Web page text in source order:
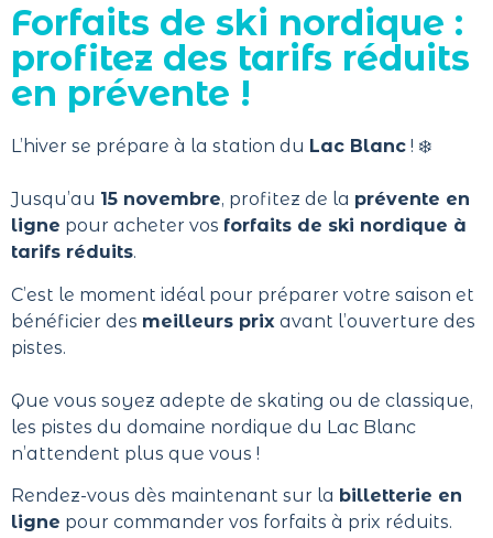
Forfaits de ski nordique :
profitez des tarifs réduits
en prévente !
L’hiver se prépare à la station du Lac Blanc ! ❄️
Jusqu’au 15 novembre, profitez de la prévente en
ligne pour acheter vos forfaits de ski nordique à
tarifs réduits.
C’est le moment idéal pour préparer votre saison et
bénéficier des meilleurs prix avant l’ouverture des
pistes.
Que vous soyez adepte de skating ou de classique,
les pistes du domaine nordique du Lac Blanc
n’attendent plus que vous !
Rendez-vous dès maintenant sur la billetterie en
ligne pour commander vos forfaits à prix réduits.